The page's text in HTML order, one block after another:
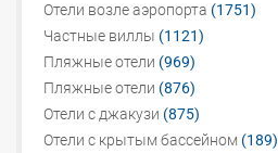
Отели возле аэропорта (1751)
Частные виллы (1121)
Пляжные отели (969)
Пляжные отели (876)
Отели с джакузи (875)
Отели с крытым бассейном (189)